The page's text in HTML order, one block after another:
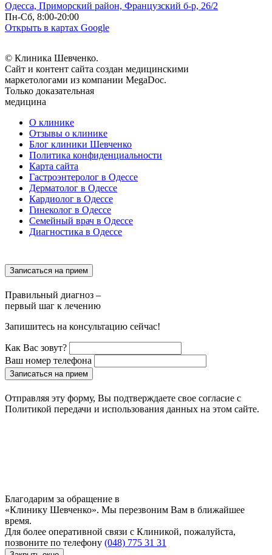
Одесса, Приморский район, Французский б-р, 26/2
Пн-Сб, 8:00-20:00
Открыть в картах Google
© Клиника Шевченко.
Сайт и контент сайта создан медицинскими
маркетологами из компании MegaDoc.
Только доказательная
медицина
О клинике
Отзывы о клинике
Блог клиники Шевченко
Политика конфиденциальности
Карта сайта
Гастроэнтеролог в Одессе
Дерматолог в Одессе
Кардиолог в Одессе
Гинеколог в Одессе
Семейный врач в Одессе
Диагностика в Одессе
Записаться на прием
Правильный диагноз –
первый шаг к лечению
Запишитесь на консультацию сейчас!
Как Вас зовут?
Ваш номер телефона
Записаться на прием
Отправляя эту форму, Вы подтверждаете свое согласие с
Политикой передачи и использования данных на этом сайте.
Благодарим за обращение в
«Клинику Шевченко». Мы перезвоним Вам в ближайшее
время.
Для более оперативной связи с Клиникой, пожалуйста,
позвоните по телефону (048) 775 31 31